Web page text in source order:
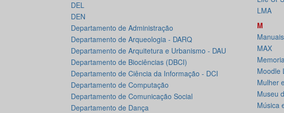
DEL
DEN
Departamento de Administração
Departamento de Arqueologia - DARQ
Departamento de Arquitetura e Urbanismo - DAU
Departamento de Biociências (DBCI)
Departamento de Ciência da Informação - DCI
Departamento de Computação
Departamento de Comunicação Social
Departamento de Dança
LMA
M
MAX
Moodle
Mulher
Museu
Música